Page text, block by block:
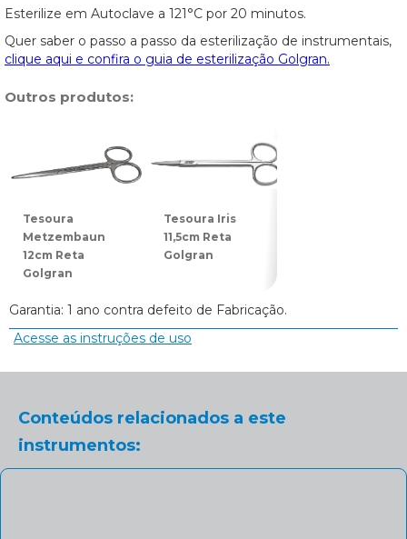
Esterilize em Autoclave a 121°C por 20 minutos.
Quer saber o passo a passo da esterilização de instrumentais,
clique aqui e confira o guia de esterilização Golgran.
Outros produtos:
Tesoura
Metzembaun
12cm Reta
Golgran
Tesoura Iris
11,5cm Reta
Golgran
Garantia: 1 ano contra defeito de Fabricação.
Acesse as instruções de uso
Conteúdos relacionados a este
instrumentos: